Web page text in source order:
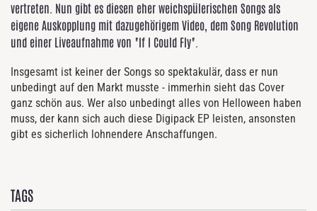
vertreten. Nun gibt es diesen eher weichspülerischen Songs als
eigene Auskopplung mit dazugehörigem Video, dem Song Revolution
und einer Liveaufnahme von "If I Could Fly".
Insgesamt ist keiner der Songs so spektakulär, dass er nun
unbedingt auf den Markt musste - immerhin sieht das Cover
ganz schön aus. Wer also unbedingt alles von Helloween haben
muss, der kann sich auch diese Digipack EP leisten, ansonsten
gibt es sicherlich lohnendere Anschaffungen.
TAGS